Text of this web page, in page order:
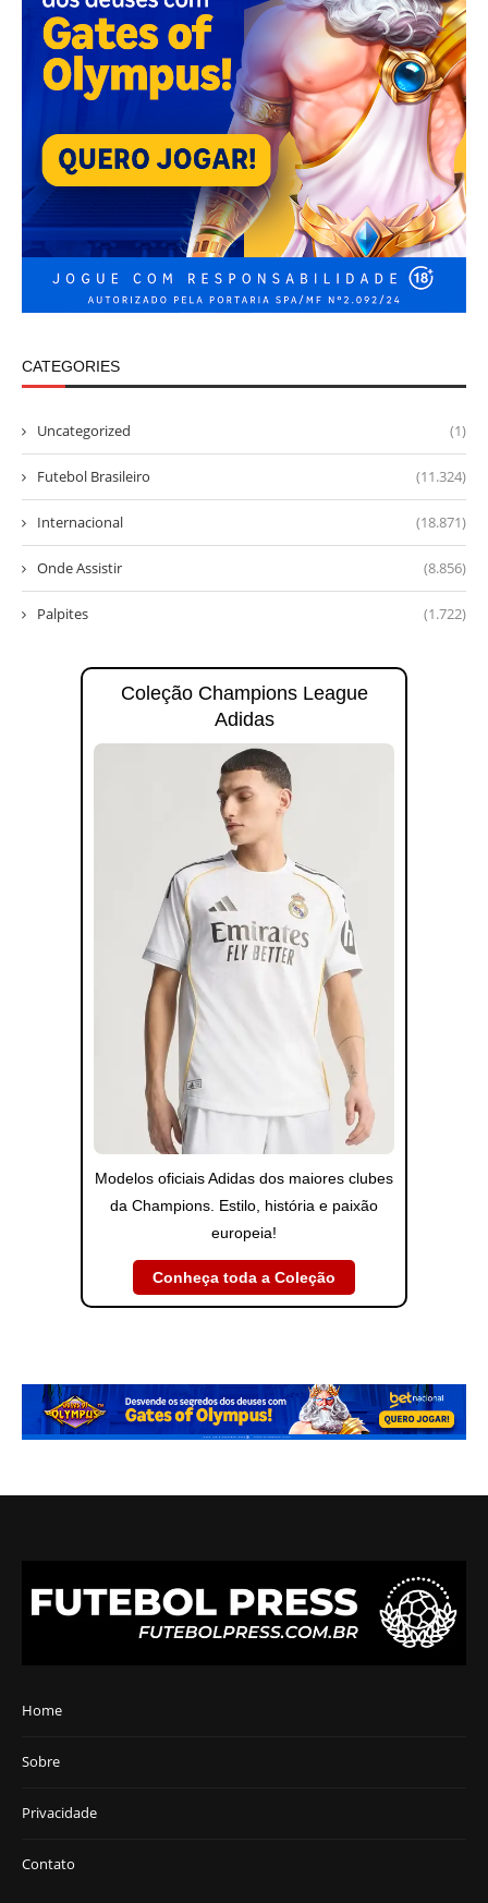
CATEGORIES
Uncategorized (1)
Futebol Brasileiro (11.324)
Internacional (18.871)
Onde Assistir (8.856)
Palpites (1.722)
Coleção Champions League
Adidas
Modelos oficiais Adidas dos maiores clubes
da Champions. Estilo, história e paixão
europeia!
Conheça toda a Coleção
Home
Sobre
Privacidade
Contato